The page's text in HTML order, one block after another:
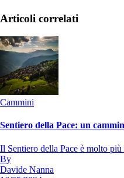
Articoli correlati
Cammini
Sentiero della Pace: un
Il Sentiero della Pace è molto
By
Davide Nanna